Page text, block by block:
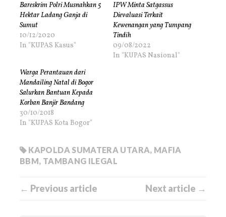
Bareskrim Polri Musnahkan 5
Hektar Ladang Ganja di
Sumut
10/12/2020
In "KUPAS Kasus"
IPW Minta Satgassus
Dievaluasi Terkait
Kewenangan yang Tumpang
Tindih
09/08/2022
In "KUPAS Nasional"
Warga Perantauan dari
Mandailing Natal di Bogor
Salurkan Bantuan Kepada
Korban Banjir Bandang
30/10/2018
In "KUPAS Kota Bogor"
KAPOLDA SUMATERA UTARA, MAFIA
BBM, TAMBANG ILEGAL
← Previous article Next article →